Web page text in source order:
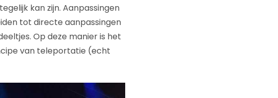
kan zijn. Aanpassingen
tot directe aanpassingen
Op deze manier is het
van teleportatie (echt